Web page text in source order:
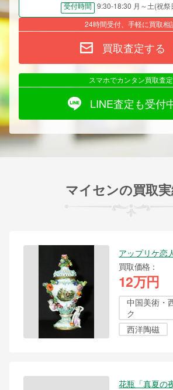
受付時間
9:30-18:30 月～土(祝祭
24時間受付、手軽に買取相
買取査定する
スマホでカンタン買取査定
LINE査定も受付
マイセンの買取
アップリケ恋
買取価格
12万円
中国美術・
ク
西洋陶磁
花瓶「真夏の